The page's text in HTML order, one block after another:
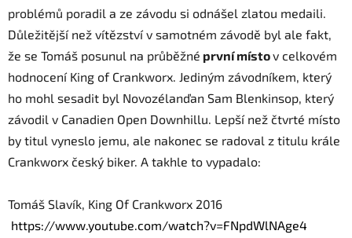
problémů poradil a ze závodu si odnášel zlatou medaili.
Důležitější než vítězství v samotném závodě byl ale fakt,
že se Tomáš posunul na průběžné první místov celkovém
hodnocení King of Crankworx. Jediným závodníkem, který
ho mohl sesadit byl Novozélanďan Sam Blenkinsop, který
závodil v Canadien Open Downhillu. Lepší než čtvrté místo
by titul vyneslo jemu, ale nakonec se radoval z titulu krále
Crankworx český biker. A takhle to vypadalo:
Tomáš Slavík, King Of Crankworx 2016
https://www.youtube.com/watch?v=FNpdWlNAge4